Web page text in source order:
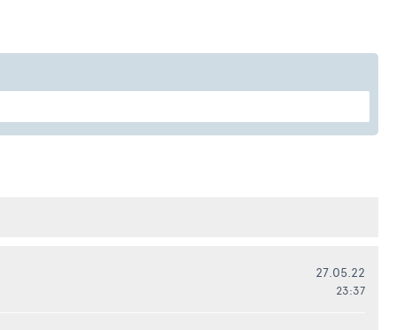
27.05.22
23:37